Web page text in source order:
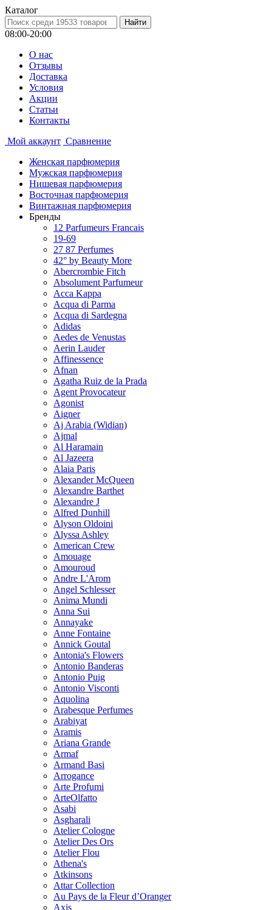
Каталог
08:00-20:00
О нас
Отзывы
Доставка
Условия
Aкции
Статьи
Контакты
Мой аккаунт Сравнение
Женская парфюмерия
Мужская парфюмерия
Нишевая парфюмерия
Восточная парфюмерия
Винтажная парфюмерия
Бренды
12 Parfumeurs Francais
19-69
27 87 Perfumes
42° by Beauty More
Abercrombie Fitch
Absolument Parfumeur
Acca Kappa
Acqua di Parma
Acqua di Sardegna
Adidas
Aedes de Venustas
Aerin Lauder
Affinessence
Afnan
Agatha Ruiz de la Prada
Agent Provocateur
Agonist
Aigner
Aj Arabia (Widian)
Ajmal
Al Haramain
Al Jazeera
Alaia Paris
Alexander McQueen
Alexandre Barthet
Alexandre J
Alfred Dunhill
Alyson Oldoini
Alyssa Ashley
American Crew
Amouage
Amouroud
Andre L'Arom
Angel Schlesser
Anima Mundi
Anna Sui
Annayake
Anne Fontaine
Annick Goutal
Antonia's Flowers
Antonio Banderas
Antonio Puig
Antonio Visconti
Aquolina
Arabesque Perfumes
Arabiyat
Aramis
Ariana Grande
Armaf
Armand Basi
Arrogance
Arte Profumi
ArteOlfatto
Asabi
Asgharali
Atelier Cologne
Atelier Des Ors
Atelier Flou
Athena's
Atkinsons
Attar Collection
Au Pays de la Fleur d’Oranger
Axis